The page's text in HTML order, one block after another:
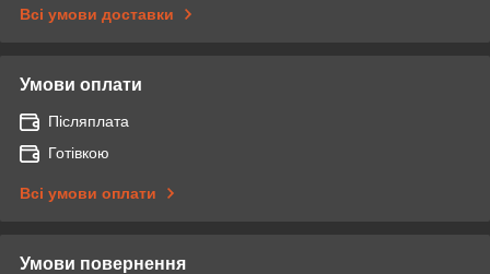
Всі умови доставки
Умови оплати
Післяплата
Готівкою
Всі умови оплати
Умови повернення